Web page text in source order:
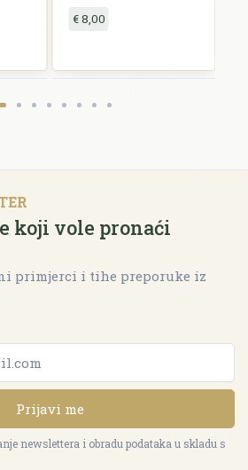
€ 8,00
koji vole pronaći
primjerci i tihe preporuke iz
Prijavi me
newslettera i obradu podataka u skladu s